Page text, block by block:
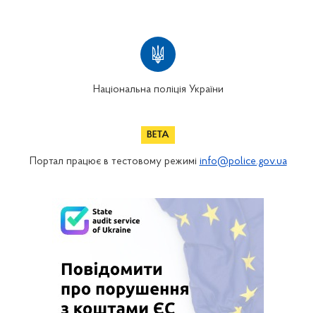
Національна поліція України
Портал працює в тестовому режимі info@police.gov.ua